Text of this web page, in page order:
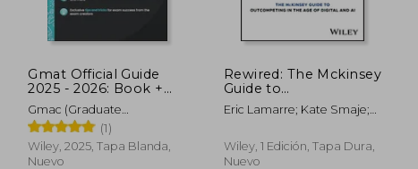
Gmat Official Guide
2025 - 2026: Book +
Online Question Bank
(en Inglés)
Gmac (Graduate
Management Admission
Council)
(1)
Wiley, 2025, Tapa Blanda,
Nuevo
Rewired: The Mckinsey
Guide to
Outcompeting in the
age of Digital and ai
Eric Lamarre; Kate Smaje;
Wiley, 1 Edición, Tapa Dura,
Nuevo